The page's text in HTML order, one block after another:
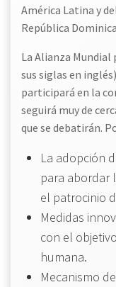
América Latina y
República
La Alianza Mundial
sus siglas en
participará en la
seguirá muy de
que se debatirán.
La adopción
para abordar
el patrocinio
Medidas
con el
humana.
Mecanismo